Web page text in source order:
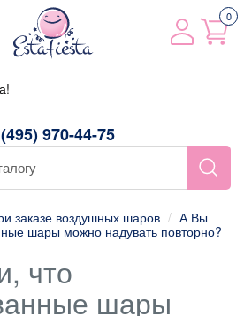
970-44-75
0
заказе воздушных шаров
А Вы
шары можно надувать повторно?
что
шары